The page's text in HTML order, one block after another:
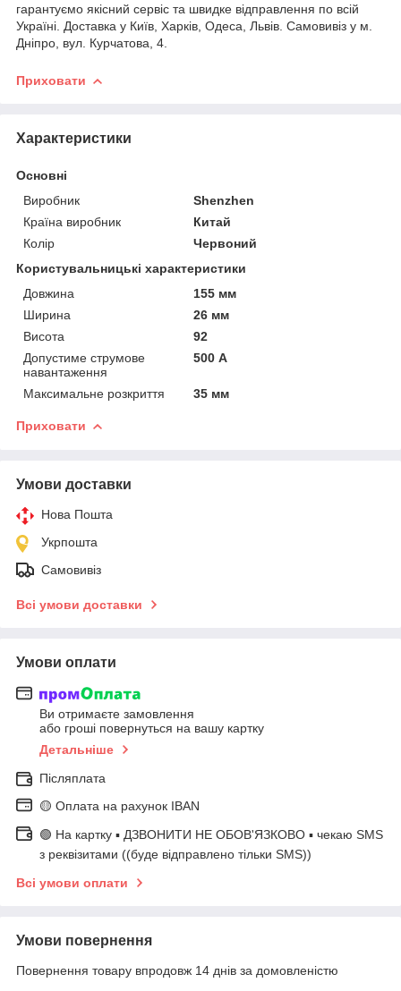
гарантуємо якісний сервіс та швидке відправлення по всій
Україні. Доставка у Київ, Харків, Одеса, Львів. Самовивіз у м.
Дніпро, вул. Курчатова, 4.
Приховати
Характеристики
Основні
Виробник
Shenzhen
Країна виробник
Китай
Колір
Червоний
Користувальницькі характеристики
Довжина
155 мм
Ширина
26 мм
Висота
92
Допустиме струмове
навантаження
500 А
Максимальне розкриття 35 мм
Приховати
Умови доставки
Нова Пошта
Укрпошта
Самовивіз
Всі умови доставки
Умови оплати
Ви отримаєте замовлення
або гроші повернуться на вашу картку
Детальніше
Післяплата
🟡 Оплата на рахунок IBAN
🟢 На картку ▪️ ДЗВОНИТИ НЕ ОБОВ'ЯЗКОВО ▪️ чекаю SMS
з реквізитами ((буде відправлено тільки SMS))
Всі умови оплати
Умови повернення
Повернення товару впродовж 14 днів за домовленістю